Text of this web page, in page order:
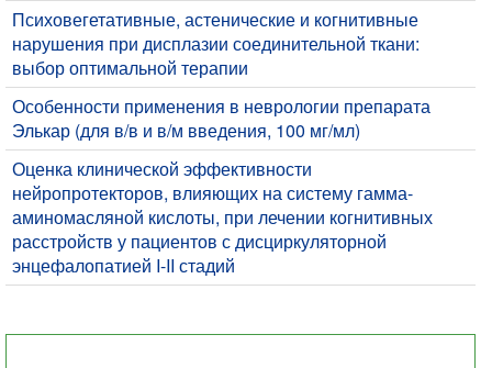
Психовегетативные, астенические и когнитивные
нарушения при дисплазии соединительной ткани:
выбор оптимальной терапии
Особенности применения в неврологии препарата
Элькар (для в/в и в/м введения, 100 мг/мл)
Оценка клинической эффективности
нейропротекторов, влияющих на систему гамма-
аминомасляной кислоты, при лечении когнитивных
расстройств у пациентов с дисциркуляторной
энцефалопатией I-II стадий